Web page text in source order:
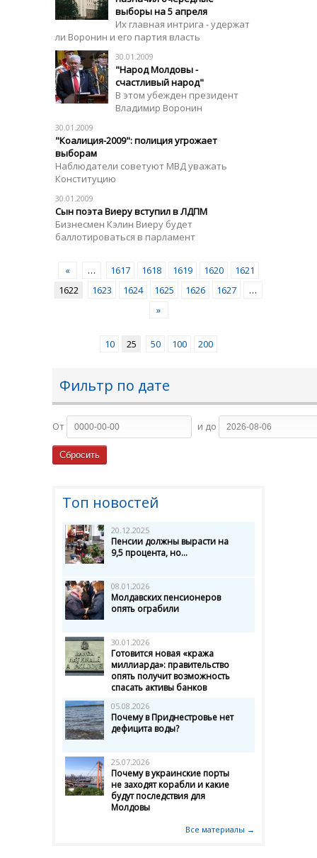
выборы на 5 апреля
Их главная интрига - удержат
ли Воронин и его партия власть
30.01.2009
"Народ Молдовы -
счастливый народ"
В этом убежден президент
Владимир Воронин
30.01.2009
"Коалиция-2009": полиция угрожает
выборам
Наблюдатели советуют МВД уважать
Конституцию
30.01.2009
Сын поэта Виеру вступил в ЛДПМ
Бизнесмен Кэлин Виеру будет
баллотироваться в парламент
« … 1617 1618 1619 1620
1621
1622
1623 1624 1625 1626 1627
…
»
10 25 50 100 200
Фильтр по дате
От и до
Топ новостей
20.12.2025
Пенсии должны вырасти на
9,5 процента, но...
08.01.2026
Молдавских пенсионеров
опять ограбили
30.01.2026
Готовится новая «кража
миллиарда»: правительство
опять получит возможность
спасать активы банков
05.08.2026
Почему в Приднестровье нет
дефицита воды?
25.07.2026
Почему в украинские порты
не заходят корабли и какие
будут последствия для
Молдовы
Все материалы →